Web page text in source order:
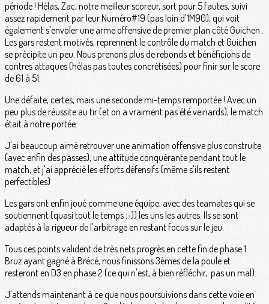
période ! Hélas, Zac, notre meilleur scoreur, sort pour 5 fautes, suivi
assez rapidement par leur Numéro#19 (pas loin d'1M90), qui voit
également s'envoler une arme offensive de premier plan côté Guichen .
Les gars restent motivés, reprennent le contrôle du match et Guichen
se précipite un peu. Nous prenons plus de rebonds et bénéficions de
contres attaques (hélas pas toutes concrétisées) pour finir sur le score
de 61 à 51.
Une défaite, certes, mais une seconde mi-temps remportée ! Avec un
peu plus de réussite au tir (et on a vraiment pas été veinards), le match
était à notre portée.
J'ai beaucoup aimé retrouver une animation offensive plus construite
(avec enfin des passes), une attitude conquérante pendant tout le
match, et j'ai apprécié les efforts défensifs (même s'ils restent
perfectibles)
Les gars ont enfin joué comme une équipe, avec des teamates qui se
soutiennent (quasi tout le temps ;-)) les uns les autres. Ils se sont
adaptés à la rigueur de l'arbitrage en restant focus sur le jeu.
Tous ces points valident de très nets progrès en cette fin de phase 1.
Bruz ayant gagné à Brécé, nous finissons 3èmes de la poule et
resteront en D3 en phase 2 (ce qui n'est, à bien réfléchir, pas un mal).
J'attends maintenant à ce que nous poursuivions dans cette voie en